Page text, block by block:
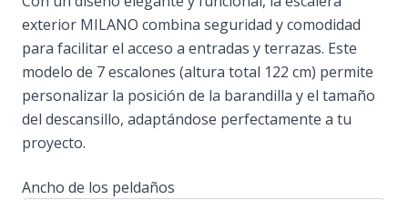
exterior MILANO combina seguridad y comodidad
para facilitar el acceso a entradas y terrazas. Este
modelo de 7 escalones (altura total 122 cm) permite
personalizar la posición de la barandilla y el tamaño
del descansillo, adaptándose perfectamente a tu
proyecto.
Ancho de los peldaños